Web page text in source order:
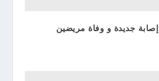
الإبلاغ اليوم عن 2134 إصابة جديدة و وفاة مريضين